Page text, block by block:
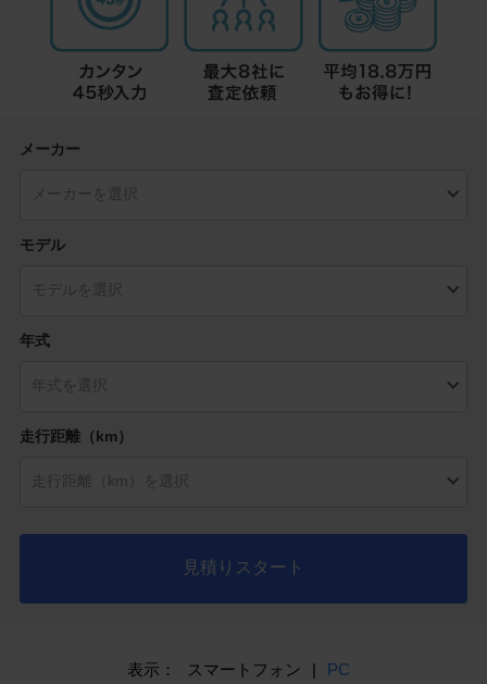
メーカー
モデル
年式
走行距離（km）
見積りスタート
表示： スマートフォン | PC